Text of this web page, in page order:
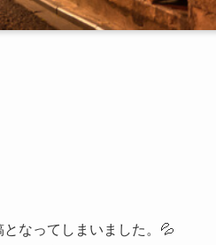
なってしまいました。💦